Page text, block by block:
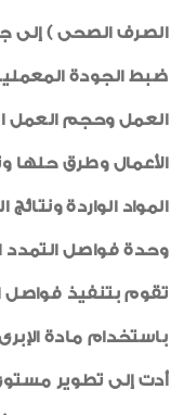
الصرف الصحى ) إلى
ضبط الجودة
العمل وحجم العمل
الأعمال وطرق حلها
المواد الواردة
وحدة فواصل التمدد
تقوم بتنفيذ فواصل
أدت إلى تطوير